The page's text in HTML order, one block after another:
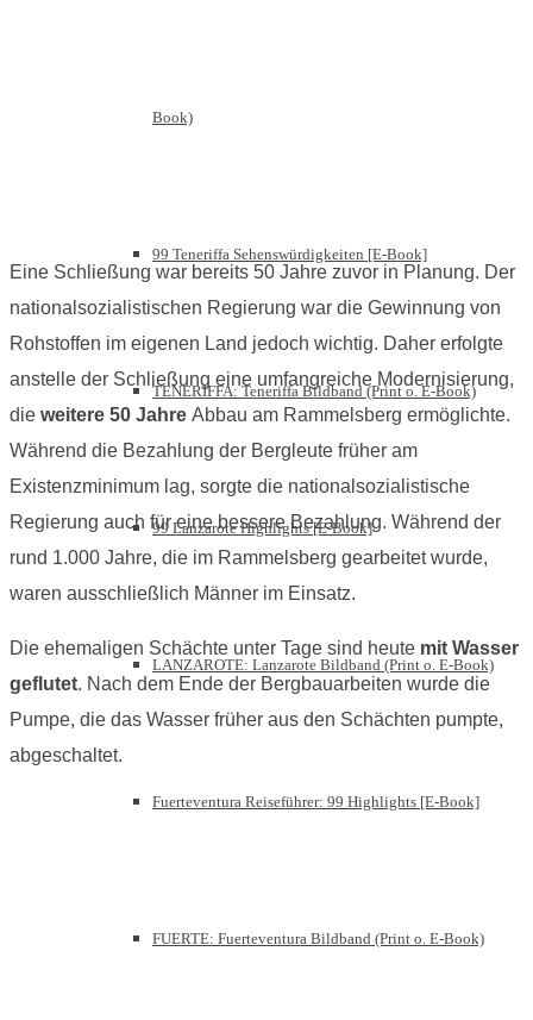
Book)
99 Teneriffa Sehenswürdigkeiten [E-Book]
TENERIFFA: Teneriffa Bildband (Print o. E-Book)
99 Lanzarote Highlights [E-Book]
LANZAROTE: Lanzarote Bildband (Print o. E-Book)
Fuerteventura Reiseführer: 99 Highlights [E-Book]
FUERTE: Fuerteventura Bildband (Print o. E-Book)
Eine Schließung war bereits 50 Jahre zuvor in Planung. Der
nationalsozialistischen Regierung war die Gewinnung von
Rohstoffen im eigenen Land jedoch wichtig. Daher erfolgte
anstelle der Schließung eine umfangreiche Modernisierung,
die weitere 50 Jahre Abbau am Rammelsberg ermöglichte.
Während die Bezahlung der Bergleute früher am
Existenzminimum lag, sorgte die nationalsozialistische
Regierung auch für eine bessere Bezahlung. Während der
rund 1.000 Jahre, die im Rammelsberg gearbeitet wurde,
waren ausschließlich Männer im Einsatz.
Die ehemaligen Schächte unter Tage sind heute mit Wasser
geflutet. Nach dem Ende der Bergbauarbeiten wurde die
Pumpe, die das Wasser früher aus den Schächten pumpte,
abgeschaltet.